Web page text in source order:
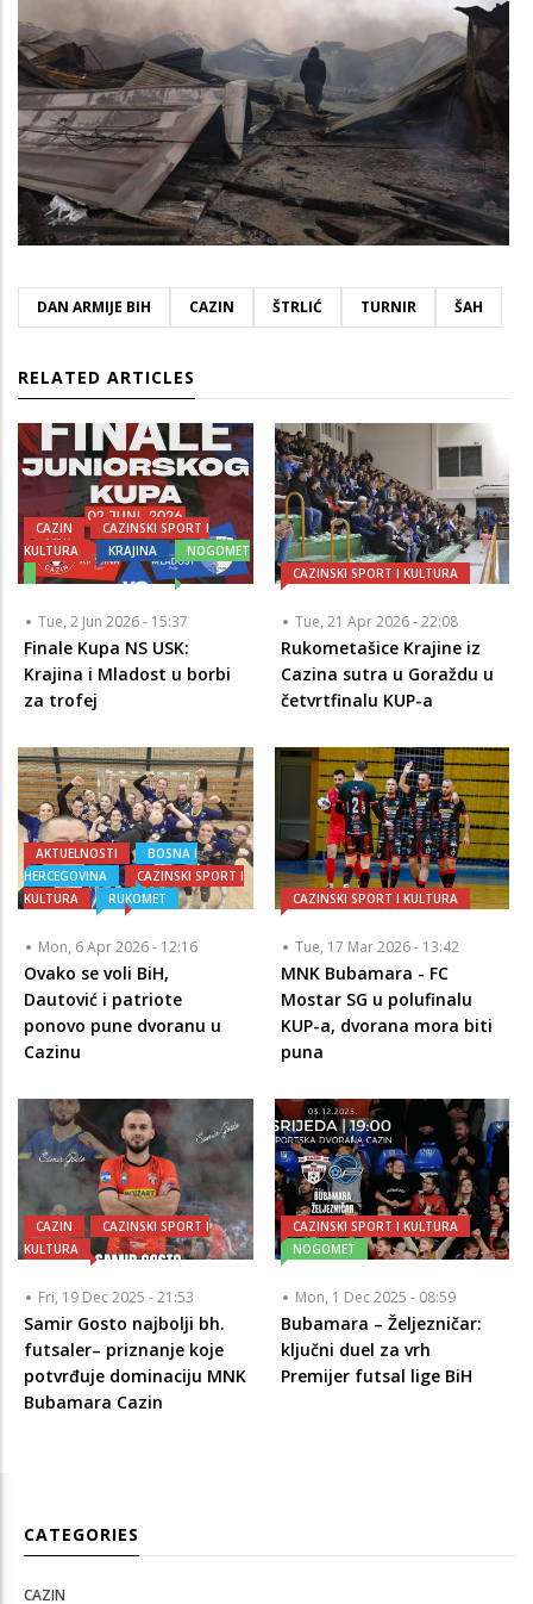
DAN ARMIJE BIH CAZIN ŠTRLIĆ TURNIR ŠAH
RELATED ARTICLES
CAZIN
CAZINSKI SPORT I
KULTURA
KRAJINA NOGOMET
Tue, 2 Jun 2026 - 15:37
Finale Kupa NS USK:
Krajina i Mladost u borbi
za trofej
CAZINSKI SPORT I KULTURA
Tue, 21 Apr 2026 - 22:08
Rukometašice Krajine iz
Cazina sutra u Goraždu u
četvrtfinalu KUP-a
AKTUELNOSTI
BOSNA I
HERCEGOVINA
CAZINSKI SPORT I
KULTURA
RUKOMET
Mon, 6 Apr 2026 - 12:16
Ovako se voli BiH,
Dautović i patriote
ponovo pune dvoranu u
Cazinu
CAZINSKI SPORT I KULTURA
Tue, 17 Mar 2026 - 13:42
MNK Bubamara - FC
Mostar SG u polufinalu
KUP-a, dvorana mora biti
puna
CAZIN
CAZINSKI SPORT I
KULTURA
Fri, 19 Dec 2025 - 21:53
Samir Gosto najbolji bh.
futsaler– priznanje koje
potvrđuje dominaciju MNK
Bubamara Cazin
CAZINSKI SPORT I KULTURA
NOGOMET
Mon, 1 Dec 2025 - 08:59
Bubamara – Željezničar:
ključni duel za vrh
Premijer futsal lige BiH
CATEGORIES
CAZIN